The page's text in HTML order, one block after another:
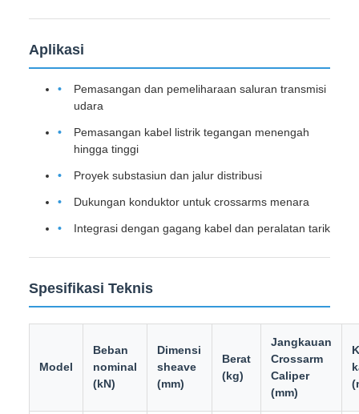
Aplikasi
Pemasangan dan pemeliharaan saluran transmisi
udara
Pemasangan kabel listrik tegangan menengah
hingga tinggi
Proyek substasiun dan jalur distribusi
Dukungan konduktor untuk crossarms menara
Integrasi dengan gagang kabel dan peralatan tarik
Spesifikasi Teknis
Model
Beban
nominal
(kN)
Dimensi
sheave
(mm)
Berat
(kg)
Jangkauan
Crossarm
Caliper
(mm)